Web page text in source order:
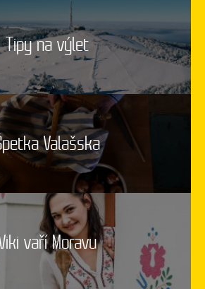
Tipy na výlet
Valašska
vaří Moravu